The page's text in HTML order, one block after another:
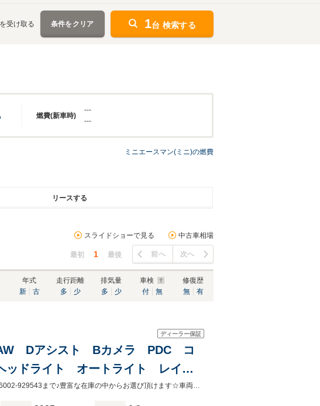
受け取る 条件をクリア 1台 検索する
燃費(新車時)
---
---
ミニエースマン(ミニ)の燃費
リースする
スライドショーで見る 中古車相場
最初 1 最後 前へ 次へ
年式
新
古
走行距離
多
少
排気量
多
少
車検
付
無
修復歴
無
有
ディーラー保証
Dアシスト Bカメラ PDC コ
ッドライト オートライト レイン
ュー リバースアシスト HUD ス
☆岡山県唯一の正規ディーラー☆MINIローン取り扱い☆0078-6002-929543まで♪豊富な在庫の中からお選び頂けます☆車両状態等もお気軽にお問い合わせ下さい。